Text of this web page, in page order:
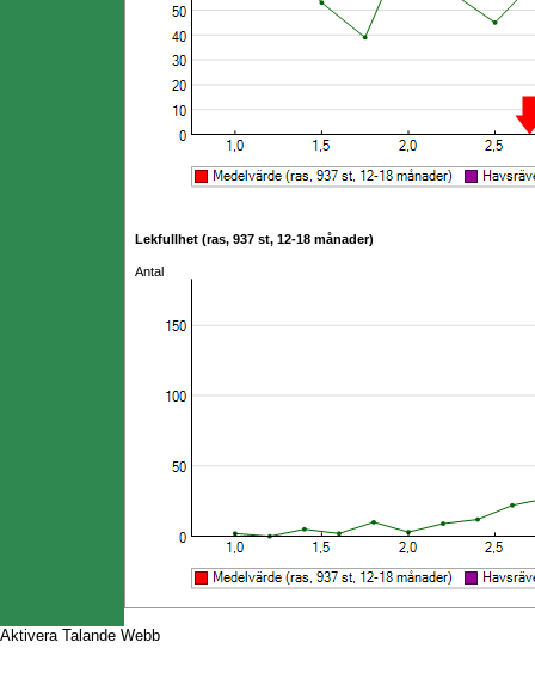
Lekfullhet (ras, 937 st, 12-18 månader)
Antal
Aktivera Talande Webb